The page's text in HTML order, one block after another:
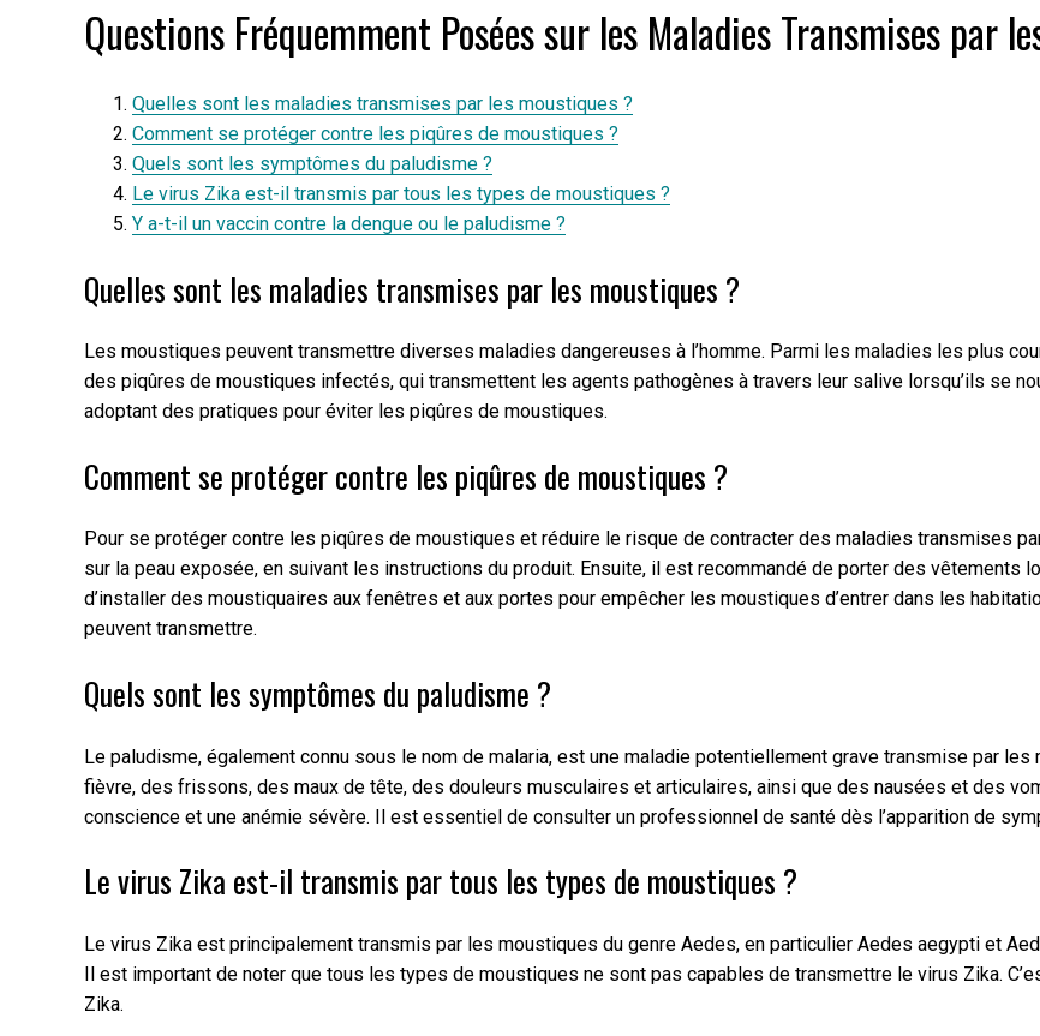
Questions Fréquemment Posées sur les Maladies Transmises par
Quelles sont les maladies transmises par les moustiques ?
Comment se protéger contre les piqûres de moustiques ?
Quels sont les symptômes du paludisme ?
Le virus Zika est-il transmis par tous les types de moustiques ?
Y a-t-il un vaccin contre la dengue ou le paludisme ?
Quelles sont les maladies transmises par les moustiques ?
Les moustiques peuvent transmettre diverses maladies dangereuses à l’homme. Parmi les maladies les plus
des piqûres de moustiques infectés, qui transmettent les agents pathogènes à travers leur salive lorsqu’ils
adoptant des pratiques pour éviter les piqûres de moustiques.
Comment se protéger contre les piqûres de moustiques ?
Pour se protéger contre les piqûres de moustiques et réduire le risque de contracter des maladies transmises
sur la peau exposée, en suivant les instructions du produit. Ensuite, il est recommandé de porter des
d’installer des moustiquaires aux fenêtres et aux portes pour empêcher les moustiques d’entrer dans les
peuvent transmettre.
Quels sont les symptômes du paludisme ?
Le paludisme, également connu sous le nom de malaria, est une maladie potentiellement grave transmise par
fièvre, des frissons, des maux de tête, des douleurs musculaires et articulaires, ainsi que des nausées et des
conscience et une anémie sévère. Il est essentiel de consulter un professionnel de santé dès l’apparition de
Le virus Zika est-il transmis par tous les types de moustiques ?
Le virus Zika est principalement transmis par les moustiques du genre Aedes, en particulier Aedes aegypti et
Il est important de noter que tous les types de moustiques ne sont pas capables de transmettre le virus Zika.
Zika.